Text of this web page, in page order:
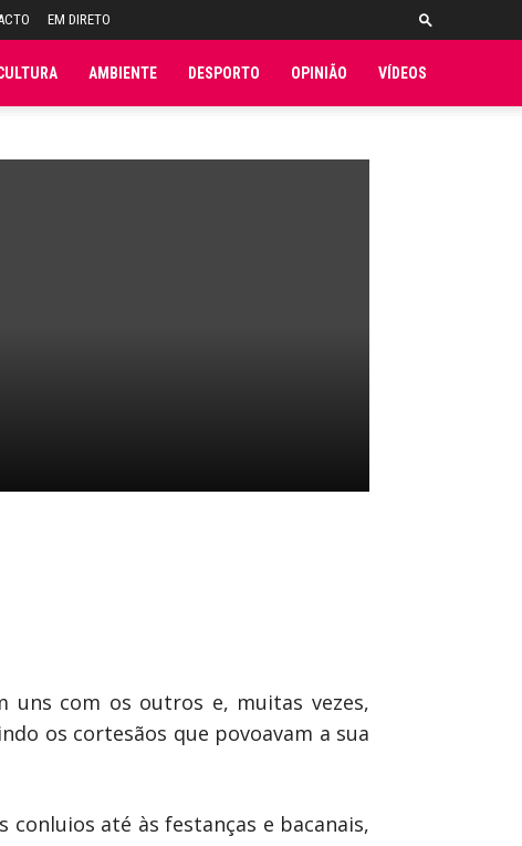
EM DIRETO
AMBIENTE DESPORTO OPINIÃO VÍDEOS
uns com os outros e, muitas vezes,
os cortesãos que povoavam a sua
até às festanças e bacanais,